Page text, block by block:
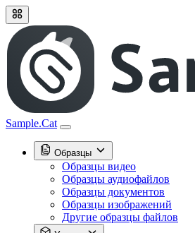
Sample.Cat
Образцы
Образцы видео
Образцы аудиофайлов
Образцы документов
Образцы изображений
Другие образцы файлов